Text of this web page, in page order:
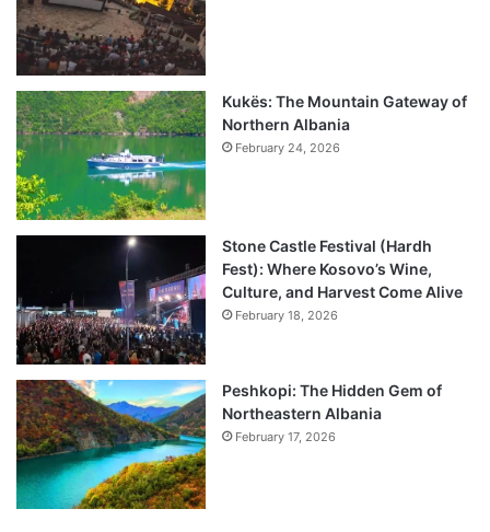
Kukës: The Mountain Gateway of
Northern Albania
February 24, 2026
Stone Castle Festival (Hardh
Fest): Where Kosovo’s Wine,
Culture, and Harvest Come Alive
February 18, 2026
Peshkopi: The Hidden Gem of
Northeastern Albania
February 17, 2026